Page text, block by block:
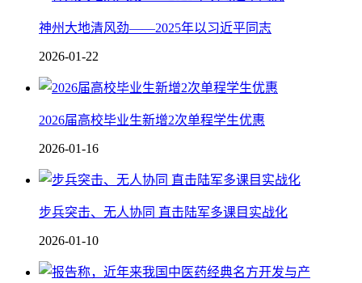
神州大地清风劲——2025年以习近平同志
2026-01-22
2026届高校毕业生新增2次单程学生优惠
2026-01-16
步兵突击、无人协同 直击陆军多课目实战化
2026-01-10